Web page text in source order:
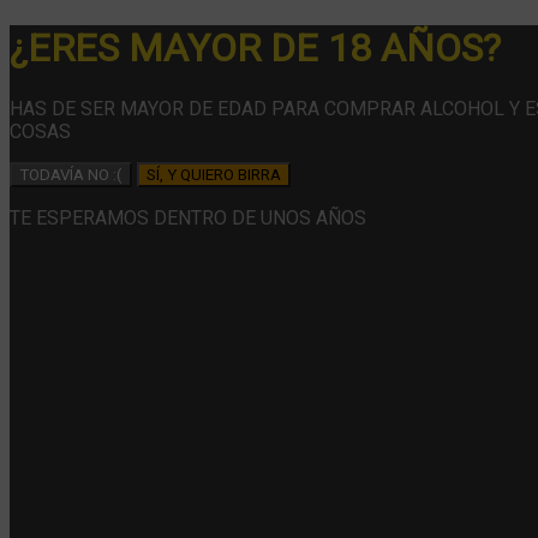
¿ERES MAYOR DE 18 AÑOS?
HAS DE SER MAYOR DE EDAD PARA COMPRAR ALCOHOL Y
COSAS
TODAVÍA NO :( SÍ, Y QUIERO BIRRA
TE ESPERAMOS DENTRO DE UNOS AÑOS